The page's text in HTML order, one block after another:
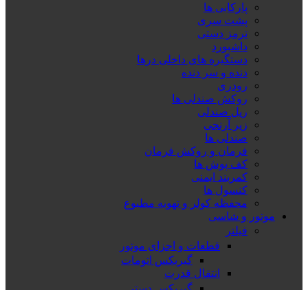
پارکابی ها
پشت سری
ترمز دستی
داشبورد
دستگیره های داخلی درها
دنده و سر دنده
رودری
روکش صندلی ها
ریل صندلی
زیر آرنجی
صندلی ها
فرمان و روکش فرمان
کف پوش ها
کمربند ایمنی
کنسول ها
محفظه کولر و تهویه مطبوع
موتور و شاسی
فیلتر
قطعات و اجزای موتور
گیربکس اتومات
انتقال قدرت